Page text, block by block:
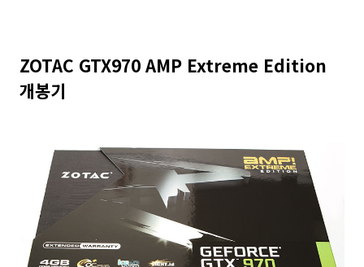
ZOTAC GTX970 AMP Extreme Edition
개봉기